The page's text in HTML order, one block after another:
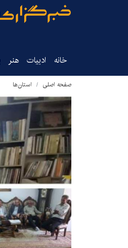
خانه ادبیات هنر
صفحه اصلی استان‌ها